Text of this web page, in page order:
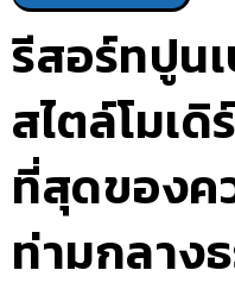
รีสอร์ทปูน
สไตล์โมเ
ที่สุดของค
ท่ามกลาง